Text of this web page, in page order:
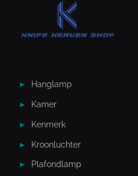
Hanglamp
Kamer
Kenmerk
Kroonluchter
Plafondlamp